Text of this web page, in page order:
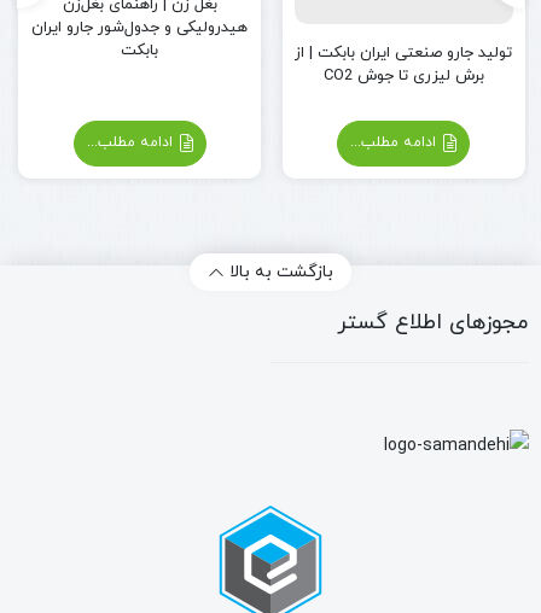
تولید جارو صنعتی ایران بابکت | از
برش لیزری تا جوش CO2
ادامه مطلب...
بغل‌ زن | راهنمای بغل‌زن
هیدرولیکی و جدول‌شور جارو ایران
بابکت
ادامه مطلب...
بازگشت به بالا
مجوزهای اطلاع گستر